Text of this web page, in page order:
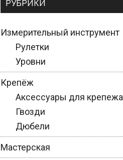
РУБРИКИ
Измерительный инструмент
Рулетки
Уровни
Крепёж
Аксессуары для крепежа
Гвозди
Дюбели
Мастерская